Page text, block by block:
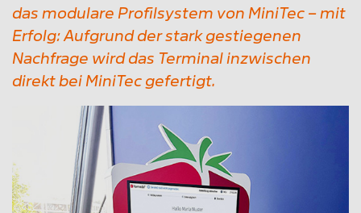
das modulare Profilsystem von MiniTec – mit
Erfolg: Aufgrund der stark gestiegenen
Nachfrage wird das Terminal inzwischen
direkt bei MiniTec gefertigt.